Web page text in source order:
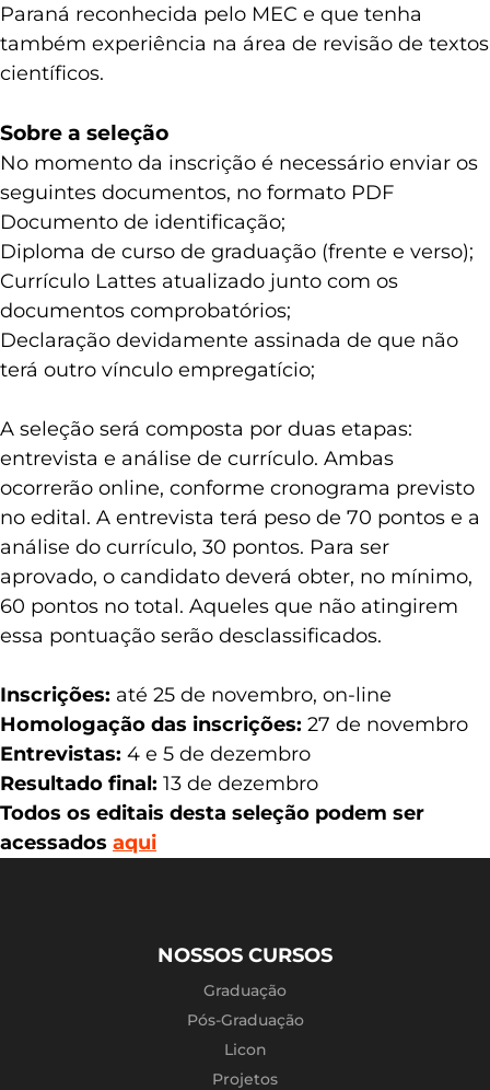
Paraná reconhecida pelo MEC e que tenha
também experiência na área de revisão de textos
científicos.
Sobre a seleção
No momento da inscrição é necessário enviar os
seguintes documentos, no formato PDF
Documento de identificação;
Diploma de curso de graduação (frente e verso);
Currículo Lattes atualizado junto com os
documentos comprobatórios;
Declaração devidamente assinada de que não
terá outro vínculo empregatício;
A seleção será composta por duas etapas:
entrevista e análise de currículo. Ambas
ocorrerão online, conforme cronograma previsto
no edital. A entrevista terá peso de 70 pontos e a
análise do currículo, 30 pontos. Para ser
aprovado, o candidato deverá obter, no mínimo,
60 pontos no total. Aqueles que não atingirem
essa pontuação serão desclassificados.
Inscrições: até 25 de novembro, on-line
Homologação das inscrições: 27 de novembro
Entrevistas: 4 e 5 de dezembro
Resultado final: 13 de dezembro
Todos os editais desta seleção podem ser
acessados aqui
NOSSOS CURSOS
Graduação
Pós-Graduação
Licon
Projetos